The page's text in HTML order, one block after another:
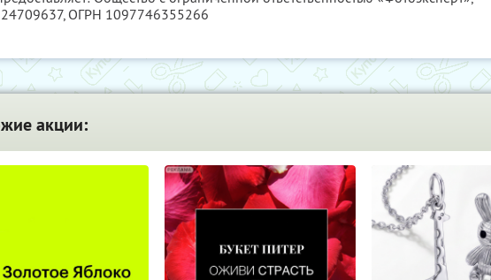
, ОГРН 1097746355266
акции: